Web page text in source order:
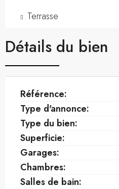
Terrasse
Détails du bien
Référence:
Type d'annonce:
Type du bien:
Superficie:
Garages:
Chambres:
Salles de bain: